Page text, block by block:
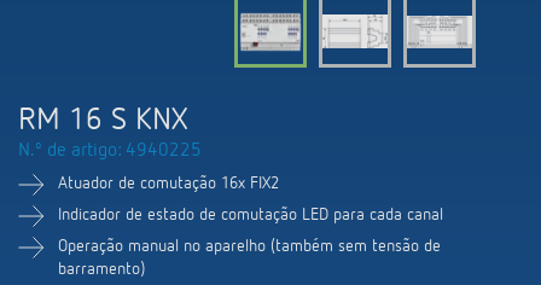
Distribuicao global
RM 16 S KNX
N.º de artigo: 4940225
Atuador de comutação 16x FIX2
Indicador de estado de comutação LED para cada canal
Operação manual no aparelho (também sem tensão de
barramento)